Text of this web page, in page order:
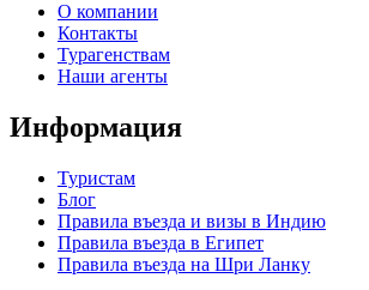
О компании
Контакты
Турагенствам
Наши агенты
Информация
Туристам
Блог
Правила въезда и визы в Индию
Правила въезда в Египет
Правила въезда на Шри Ланку